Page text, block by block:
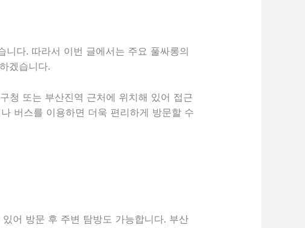
다. 따라서 이번 글에서는 주요 풀싸롱의
겠습니다.
청 또는 부산진역 근처에 위치해 있어 접근
버스를 이용하면 더욱 편리하게 방문할 수
어 방문 후 주변 탐방도 가능합니다. 부산